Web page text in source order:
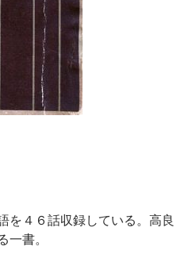
を４６話収録している。高良
一書。